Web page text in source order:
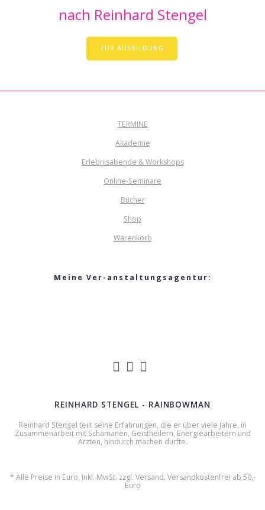
nach Reinhard Stengel
ZUR AUSBILDUNG
REINHARD STENGEL - RAINBOWMAN
Reinhard Stengel teilt seine Erfahrungen, die er über viele Jahre, in
Zusammenarbeit mit Schamanen, Geistheilern, Energiearbeitern und
Ärzten, hindurch machen durfte.
* Alle Preise in Euro, inkl. MwSt. zzgl. Versand. Versandkostenfrei ab 50,-
Euro
TERMINE
Akademie
Erlebnisabende & Workshops
Online-Seminare
Bücher
Shop
Warenkorb
Meine Ver-anstaltungsagentur: